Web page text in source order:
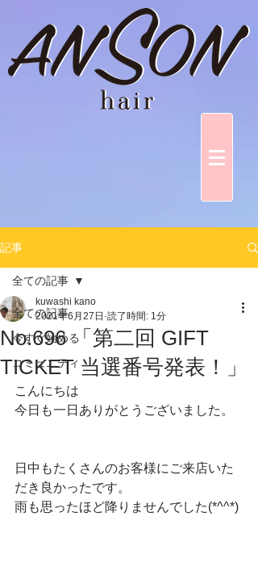
記事
全ての記事
今すぐ始める
コミュニティ
全ての記事
No.696 「第二回 GIFT
TICKET 当選番号発表！」
kuwashi kano
2021年6月27日 読了時間: 1分
こんにちは
今日も一日ありがとうございました。
日中もたくさんのお客様にご来店いた
だき良かったです。
雨も思ったほど降りませんでした(*^^*)